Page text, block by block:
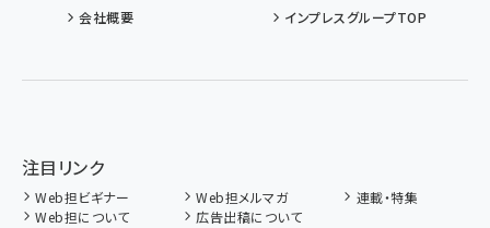
会社概要
インプレスグループTOP
注目リンク
Web担ビギナー Web担メルマガ
連載・特集
Web担について
広告出稿について